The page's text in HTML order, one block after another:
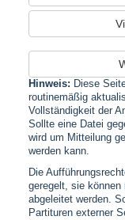
Hinweis: Diese
routinemäßig
Vollständigkeit der
Sollte eine Datei
wird um Mitteilung
werden kann.
Die
geregelt, sie
abgeleitet werden.
Partituren externer